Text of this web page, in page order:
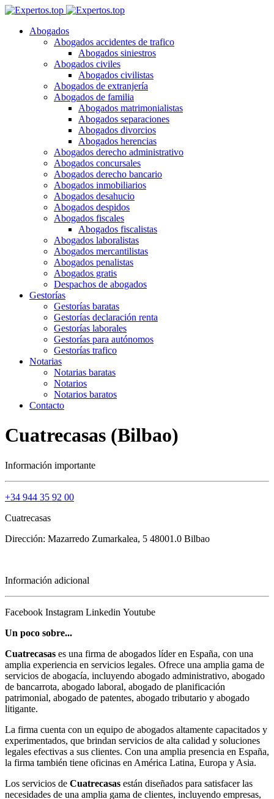
Abogados
Abogados accidentes de trafico
Abogados siniestros
Abogados civiles
Abogados civilistas
Abogados de extranjería
Abogados de familia
Abogados matrimonialistas
Abogados separaciones
Abogados divorcios
Abogados herencias
Abogados derecho administrativo
Abogados concursales
Abogados derecho bancario
Abogados inmobiliarios
Abogados desahucio
Abogados despidos
Abogados fiscales
Abogados fiscalistas
Abogados laboralistas
Abogados mercantilistas
Abogados penalistas
Abogados gratis
Despachos de abogados
Gestorías
Gestorías baratas
Gestorías declaración renta
Gestorías laborales
Gestorías para autónomos
Gestorías trafico
Notarias
Notarias baratas
Notarios
Notarios baratos
Contacto
Cuatrecasas (Bilbao)
Información importante
+34 944 35 92 00
Cuatrecasas
Dirección: Mazarredo Zumarkalea, 5 48001.0 Bilbao
Información adicional
Facebook Instagram Linkedin Youtube
Un poco sobre...
Cuatrecasas es una firma de abogados líder en España, con una
amplia experiencia en servicios legales. Ofrece una amplia gama de
servicios de abogacía, incluyendo abogado administrativo, abogado
de bancarrota, abogado laboral, abogado de planificación
patrimonial, abogado de patentes, abogado tributario y abogado
litigante.
La firma cuenta con un equipo de abogados altamente capacitados y
experimentados, que brindan servicios de alta calidad y soluciones
legales efectivas a sus clientes. Con una amplia presencia en España,
la firma también tiene oficinas en América Latina, Europa y Asia.
Los servicios de Cuatrecasas están diseñados para satisfacer las
necesidades de una amplia gama de clientes, incluyendo empresas,